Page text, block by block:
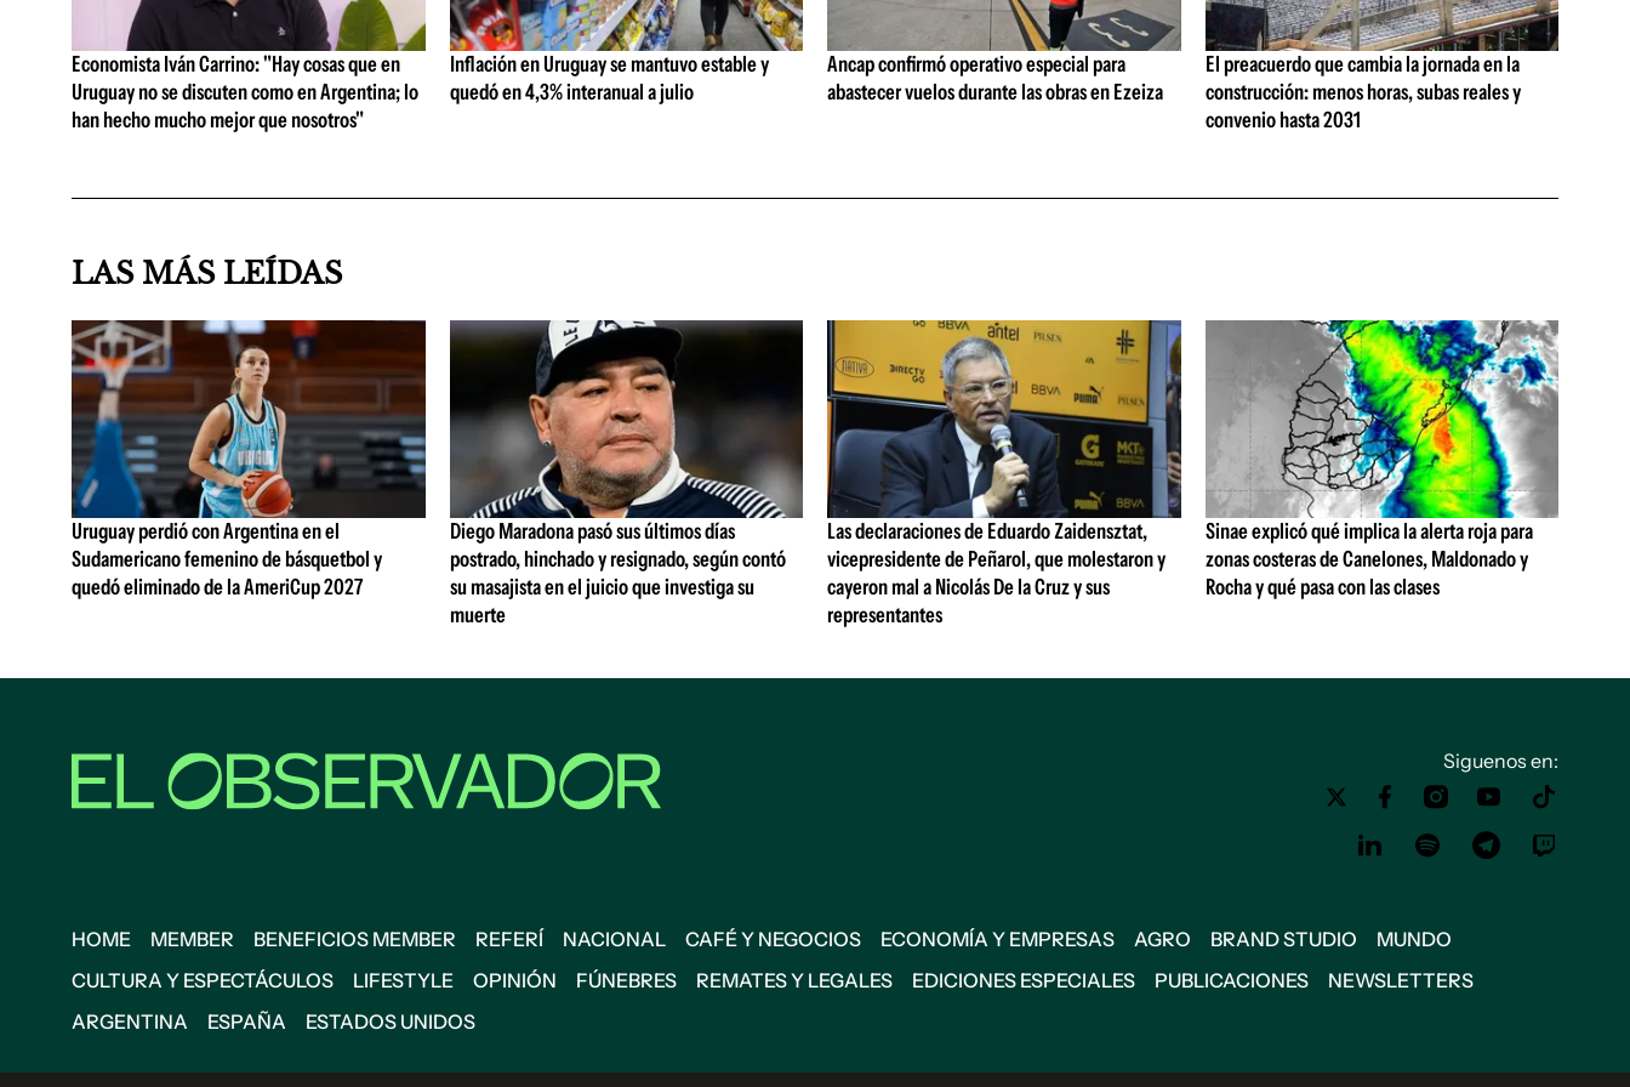
Economista Iván Carrino: "Hay cosas que en
Uruguay no se discuten como en Argentina; lo
han hecho mucho mejor que nosotros"
Inflación en Uruguay se mantuvo estable y
quedó en 4,3% interanual a julio
Ancap confirmó operativo especial para
abastecer vuelos durante las obras en Ezeiza
El preacuerdo que cambia la jornada en la
construcción: menos horas, subas reales y
convenio hasta 2031
LAS MÁS LEÍDAS
Uruguay perdió con Argentina en el
Sudamericano femenino de básquetbol y
quedó eliminado de la AmeriCup 2027
Diego Maradona pasó sus últimos días
postrado, hinchado y resignado, según contó
su masajista en el juicio que investiga su
muerte
Las declaraciones de Eduardo Zaidensztat,
vicepresidente de Peñarol, que molestaron y
cayeron mal a Nicolás De la Cruz y sus
representantes
Sinae explicó qué implica la alerta roja para
zonas costeras de Canelones, Maldonado y
Rocha y qué pasa con las clases
Siguenos en:
HOME MEMBER BENEFICIOS MEMBER REFERÍ NACIONAL CAFÉ Y NEGOCIOS ECONOMÍA Y EMPRESAS AGRO BRAND STUDIO
MUNDO
CULTURA Y ESPECTÁCULOS
LIFESTYLE OPINIÓN FÚNEBRES REMATES Y LEGALES EDICIONES ESPECIALES PUBLICACIONES
NEWSLETTERS
ARGENTINA
ESPAÑA ESTADOS UNIDOS